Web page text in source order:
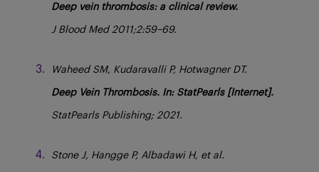
Deep vein thrombosis: a clinical review.
J Blood Med 2011;2:59–69.
Waheed SM, Kudaravalli P, Hotwagner DT.
Deep Vein Thrombosis. In: StatPearls [Internet].
StatPearls Publishing; 2021.
Stone J, Hangge P, Albadawi H, et al.